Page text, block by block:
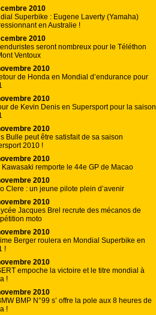
2010
Superbike : Eugene Laverty (Yamaha)
en Australie !
2010
seront nombreux pour le Téléthon
Ventoux
2010
de Honda en Mondial d’endurance pour
2010
de Kevin Denis en Supersport pour la saison
2010
Bulle peut être satisfait de sa saison
2010 !
2010
Kawasaki remporte le 44e GP de Macao
2010
Clere : un jeune pilote plein d’avenir
2010
Jacques Brel recrute des mécanos de
moto
2010
Berger roulera en Mondial Superbike en
!
2010
empoche la victoire et le titre mondial à
!
2010
BMP N°99 s’ offre la pole aux 8 heures de
!